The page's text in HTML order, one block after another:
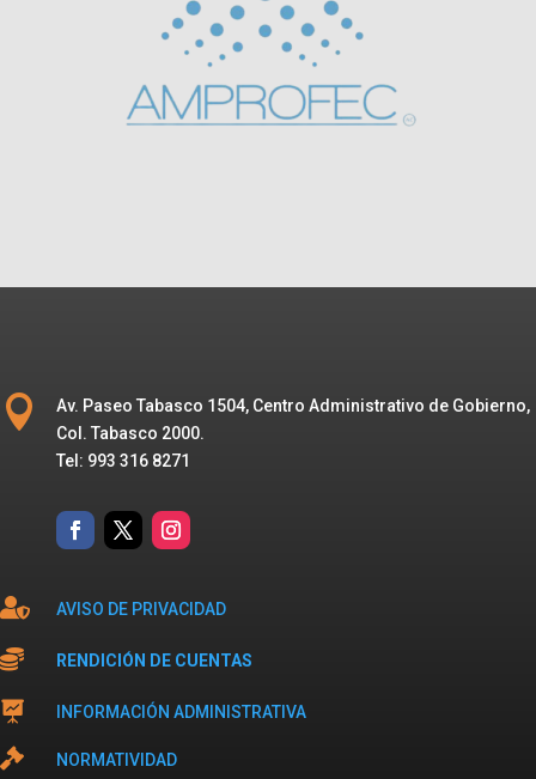

Av. Paseo Tabasco 1504, Centro Administrativo de Gobierno,
Col. Tabasco 2000.
Tel: 993 316 8271
 AVISO DE PRIVACIDAD
 RENDICIÓN DE CUENTAS
 INFORMACIÓN ADMINISTRATIVA
 NORMATIVIDAD